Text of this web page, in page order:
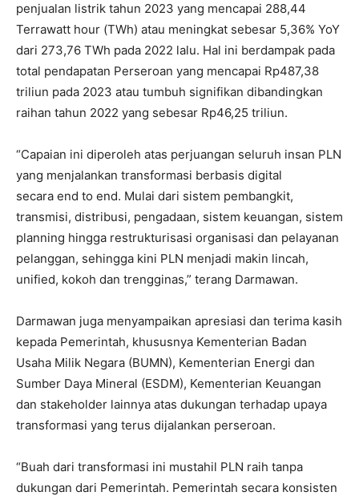
penjualan listrik tahun 2023 yang mencapai 288,44
Terrawatt hour (TWh) atau meningkat sebesar 5,36% YoY
dari 273,76 TWh pada 2022 lalu. Hal ini berdampak pada
total pendapatan Perseroan yang mencapai Rp487,38
triliun pada 2023 atau tumbuh signifikan dibandingkan
raihan tahun 2022 yang sebesar Rp46,25 triliun.
“Capaian ini diperoleh atas perjuangan seluruh insan PLN
yang menjalankan transformasi berbasis digital
secara end to end. Mulai dari sistem pembangkit,
transmisi, distribusi, pengadaan, sistem keuangan, sistem
planning hingga restrukturisasi organisasi dan pelayanan
pelanggan, sehingga kini PLN menjadi makin lincah,
unified, kokoh dan trengginas,” terang Darmawan.
Darmawan juga menyampaikan apresiasi dan terima kasih
kepada Pemerintah, khususnya Kementerian Badan
Usaha Milik Negara (BUMN), Kementerian Energi dan
Sumber Daya Mineral (ESDM), Kementerian Keuangan
dan stakeholder lainnya atas dukungan terhadap upaya
transformasi yang terus dijalankan perseroan.
“Buah dari transformasi ini mustahil PLN raih tanpa
dukungan dari Pemerintah. Pemerintah secara konsisten